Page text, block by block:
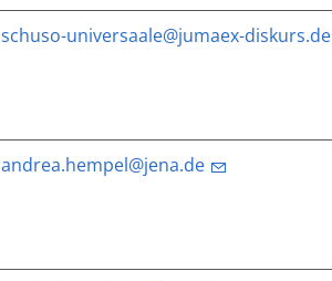
schuso-universaale@jumaex-diskurs.de
andrea.hempel@jena.de